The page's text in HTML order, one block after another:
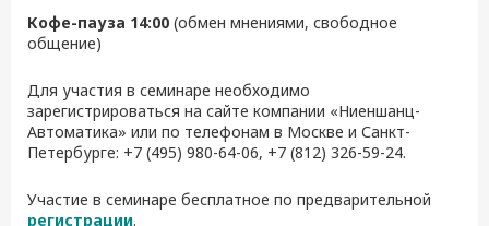
Кофе-пауза 14:00 (обмен мнениями, свободное
общение)
Для участия в семинаре необходимо
зарегистрироваться на сайте компании «Ниеншанц-
Автоматика» или по телефонам в Москве и Санкт-
Петербурге: +7 (495) 980-64-06, +7 (812) 326-59-24.
Участие в семинаре бесплатное по предварительной
регистрации.